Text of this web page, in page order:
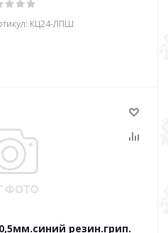
КЦ24-ЛПШ
резин.грип.